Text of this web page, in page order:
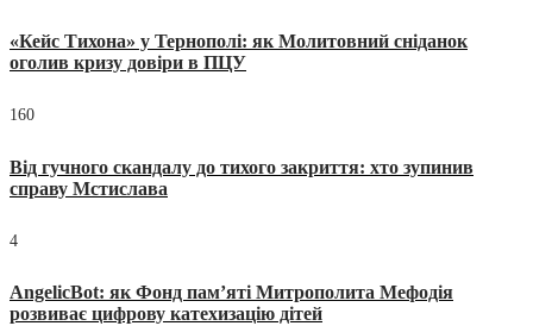
«Кейс Тихона» у Тернополі: як Молитовний сніданок
оголив кризу довіри в ПЦУ
160
Від гучного скандалу до тихого закриття: хто зупинив
справу Мстислава
4
AngelicBot: як Фонд пам’яті Митрополита Мефодія
розвиває цифрову катехизацію дітей